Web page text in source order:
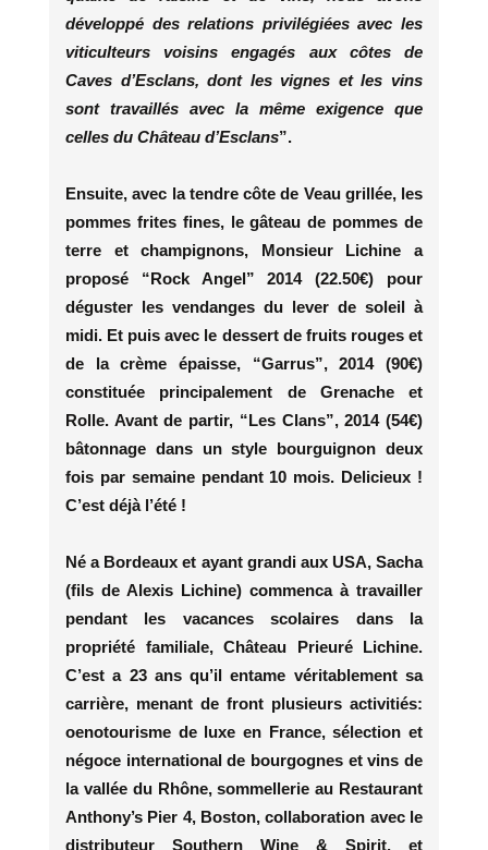
développé des relations privilégiées avec les
viticulteurs voisins engagés aux côtes de
Caves d’Esclans, dont les vignes et les vins
sont travaillés avec la même exigence que
celles du Château d’Esclans”.
Ensuite, avec la tendre côte de Veau grillée, les
pommes frites fines, le gâteau de pommes de
terre et champignons, Monsieur Lichine a
proposé “Rock Angel” 2014 (22.50€) pour
déguster les vendanges du lever de soleil à
midi. Et puis avec le dessert de fruits rouges et
de la crème épaisse, “Garrus”, 2014 (90€)
constituée principalement de Grenache et
Rolle. Avant de partir, “Les Clans”, 2014 (54€)
bâtonnage dans un style bourguignon deux
fois par semaine pendant 10 mois. Delicieux !
C’est déjà l’été !
Né a Bordeaux et ayant grandi aux USA, Sacha
(fils de Alexis Lichine) commenca à travailler
pendant les vacances scolaires dans la
propriété familiale, Château Prieuré Lichine.
C’est a 23 ans qu’il entame véritablement sa
carrière, menant de front plusieurs activitiés:
oenotourisme de luxe en France, sélection et
négoce international de bourgognes et vins de
la vallée du Rhône, sommellerie au Restaurant
Anthony’s Pier 4, Boston, collaboration avec le
distributeur Southern Wine & Spirit, et